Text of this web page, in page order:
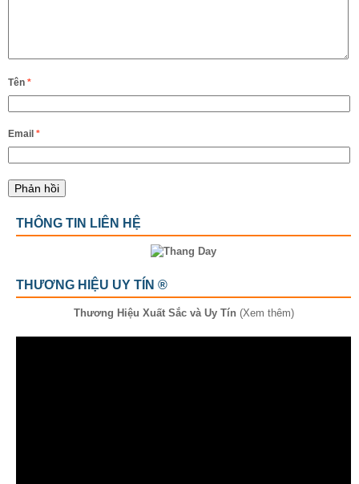
Tên *
Email *
THÔNG TIN LIÊN HỆ
THƯƠNG HIỆU UY TÍN ®
Thương Hiệu Xuất Sắc và Uy Tín (Xem thêm)